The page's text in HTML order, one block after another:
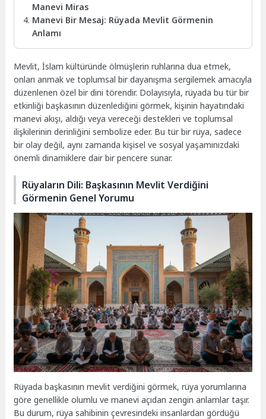
Manevi Miras
Manevi Bir Mesaj: Rüyada Mevlit Görmenin
Anlamı
Mevlit, İslam kültüründe ölmüşlerin ruhlarına dua etmek,
onları anmak ve toplumsal bir dayanışma sergilemek amacıyla
düzenlenen özel bir dini törendir. Dolayısıyla, rüyada bu tür bir
etkinliği başkasının düzenlediğini görmek, kişinin hayatındaki
manevi akışı, aldığı veya vereceği destekleri ve toplumsal
ilişkilerinin derinliğini sembolize eder. Bu tür bir rüya, sadece
bir olay değil, aynı zamanda kişisel ve sosyal yaşamınızdaki
önemli dinamiklere dair bir pencere sunar.
Rüyaların Dili: Başkasının Mevlit Verdiğini
Görmenin Genel Yorumu
Rüyada başkasının mevlit verdiğini görmek, rüya yorumlarına
göre genellikle olumlu ve manevi açıdan zengin anlamlar taşır.
Bu durum, rüya sahibinin çevresindeki insanlardan gördüğü